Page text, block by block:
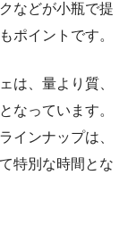
などが小瓶で提
ポイントです。
は、量より質、
なっています。
インナップは、
特別な時間とな